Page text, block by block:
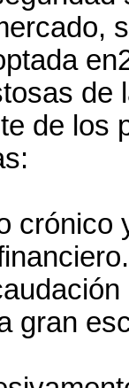
de
de los
gran